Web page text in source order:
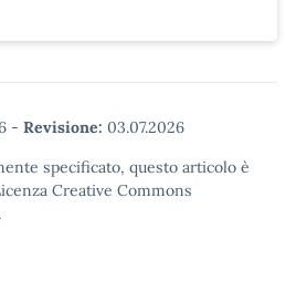
- Revisione: 03.07.2026
specificato, questo articolo è
Creative Commons